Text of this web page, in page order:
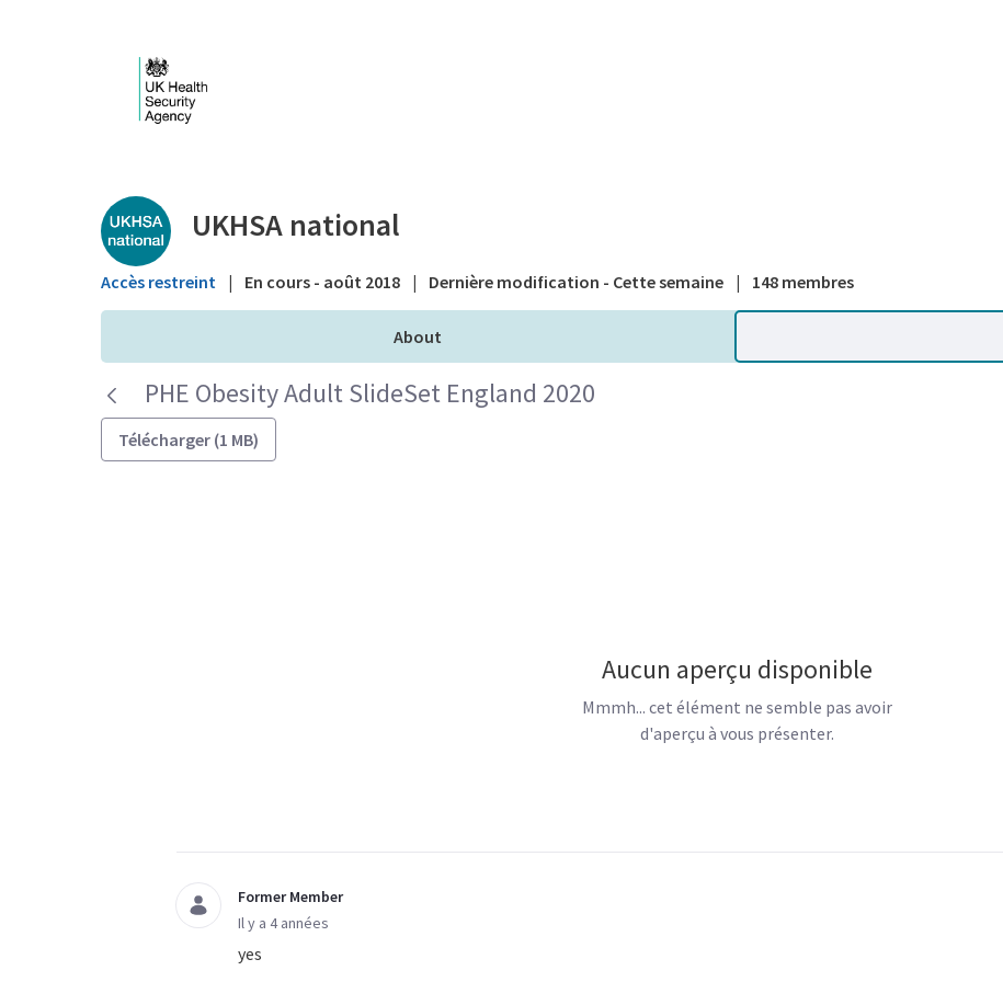
Public library - UKHSA national
UKHSA national
Accès restreint | En cours - août 2018 | Dernière modification - Cette semaine | 148 membres
About
PHE Obesity Adult SlideSet England 2020
Télécharger (1 MB)
Aucun aperçu disponible
Mmmh... cet élément ne semble pas avoir
d'aperçu à vous présenter.
Former Member
Il y a 4 années
yes